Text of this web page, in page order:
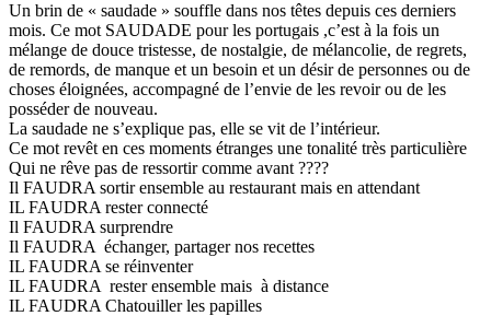
Un brin de « saudade » souffle dans nos têtes depuis ces derniers
mois. Ce mot SAUDADE pour les portugais ,c’est à la fois un
mélange de douce tristesse, de nostalgie, de mélancolie, de regrets,
de remords, de manque et un besoin et un désir de personnes ou de
choses éloignées, accompagné de l’envie de les revoir ou de les
posséder de nouveau.
La saudade ne s’explique pas, elle se vit de l’intérieur.
Ce mot revêt en ces moments étranges une tonalité très particulière
Qui ne rêve pas de ressortir comme avant ????
Il FAUDRA sortir ensemble au restaurant mais en attendant
IL FAUDRA rester connecté
Il FAUDRA surprendre
Il FAUDRA échanger, partager nos recettes
IL FAUDRA se réinventer
IL FAUDRA rester ensemble mais à distance
IL FAUDRA Chatouiller les papilles